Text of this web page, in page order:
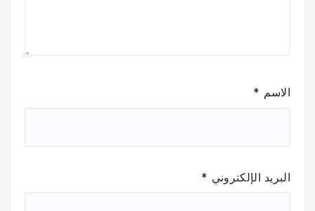
الاسم *
البريد الإلكتروني *